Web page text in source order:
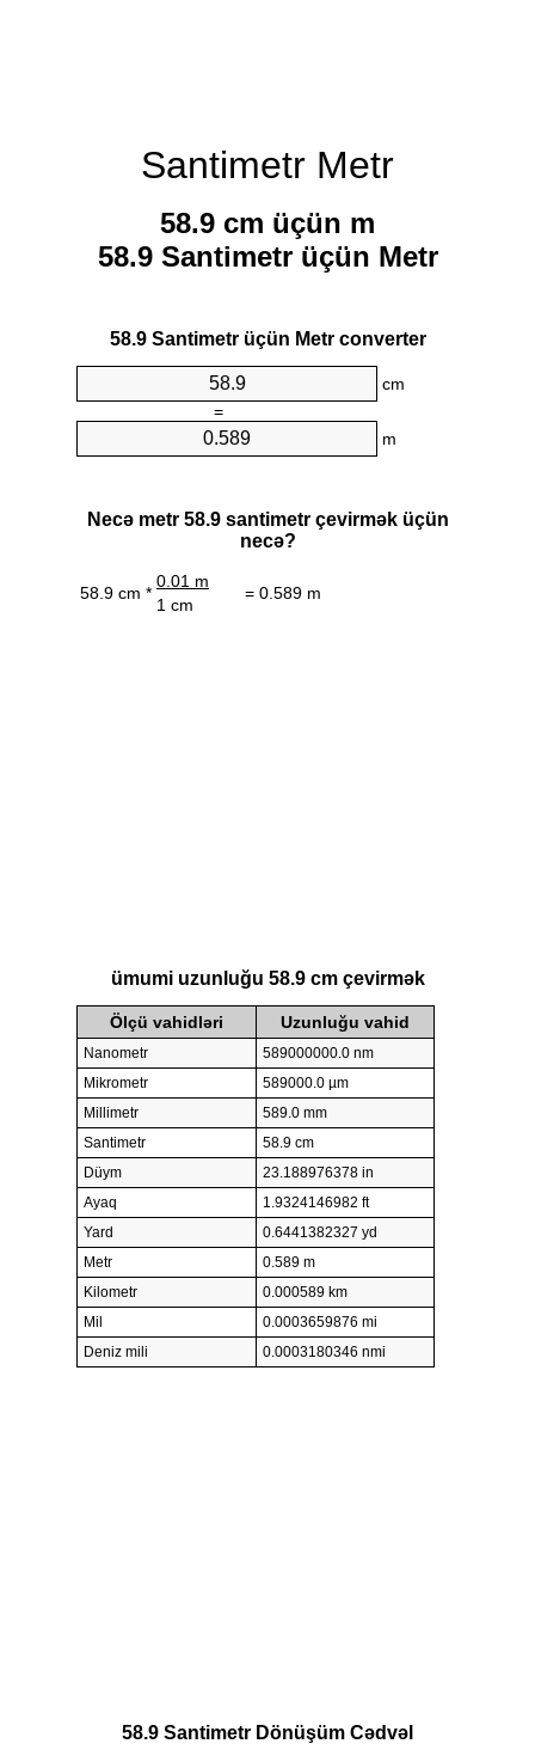
Santimetr Metr
58.9 cm üçün m
58.9 Santimetr üçün Metr
58.9 Santimetr üçün Metr converter
cm
=
m
Necə metr 58.9 santimetr çevirmək üçün
necə?
58.9 cm *
0.01 m
= 0.589 m
1 cm
ümumi uzunluğu 58.9 cm çevirmək
Ölçü vahidləri Uzunluğu vahid
Nanometr
589000000.0 nm
Mikrometr
589000.0 µm
Millimetr
589.0 mm
Santimetr
58.9 cm
Düym
23.188976378 in
Ayaq
1.9324146982 ft
Yard
0.6441382327 yd
Metr
0.589 m
Kilometr
0.000589 km
Mil
0.0003659876 mi
Deniz mili
0.0003180346 nmi
58.9 Santimetr Dönüşüm Cədvəl